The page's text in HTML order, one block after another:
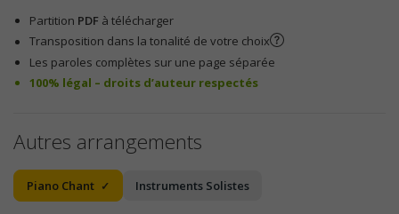
Partition PDF à télécharger
Transposition dans la tonalité de votre choix
Les paroles complètes sur une page séparée
100% légal – droits d’auteur respectés
Autres arrangements
Piano Chant Instruments Solistes